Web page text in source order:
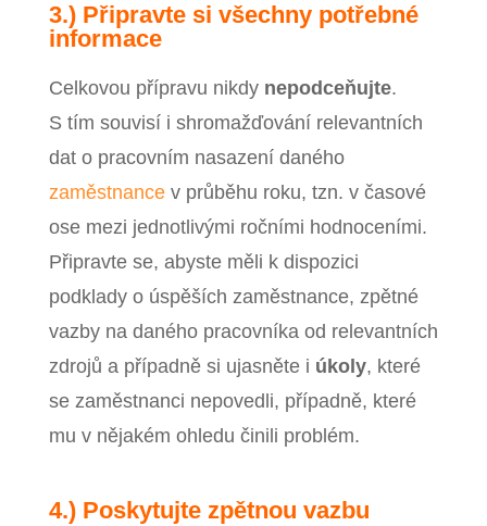
3.) Připravte si všechny potřebné
informace
Celkovou přípravu nikdy nepodceňujte.
S tím souvisí i shromažďování relevantních
dat o pracovním nasazení daného
zaměstnancev průběhu roku, tzn. v časové
ose mezi jednotlivými ročními hodnoceními.
Připravte se, abyste měli k dispozici
podklady o úspěších zaměstnance, zpětné
vazby na daného pracovníka od relevantních
zdrojů a případně si ujasněte i úkoly, které
se zaměstnanci nepovedli, případně, které
mu v nějakém ohledu činili problém.
4.) Poskytujte zpětnou vazbu